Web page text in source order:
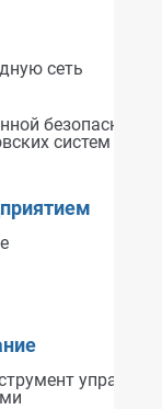
сеть
безопасности
систем